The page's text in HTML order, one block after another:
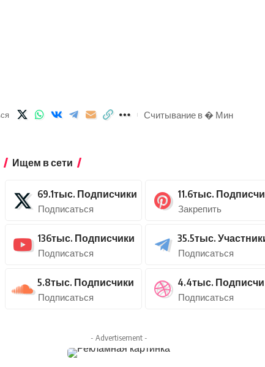
Считывание в � Мин
Ищем в сети
69.1тыс. Подписчики
Подписаться
11.6тыс.
Закрепить
136тыс. Подписчики
Подписаться
35.5тыс.
Подписаться
5.8тыс. Подписчики
Подписаться
4.4тыс.
Подписаться
- Advertisement -